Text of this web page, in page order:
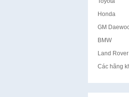
Honda
GM
BMW
Land Rover
Các hãng